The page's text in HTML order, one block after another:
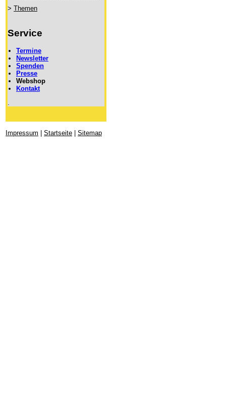
> Themen
Service
Termine
Newsletter
Spenden
Presse
Webshop
Kontakt
Impressum Startseite Sitemap